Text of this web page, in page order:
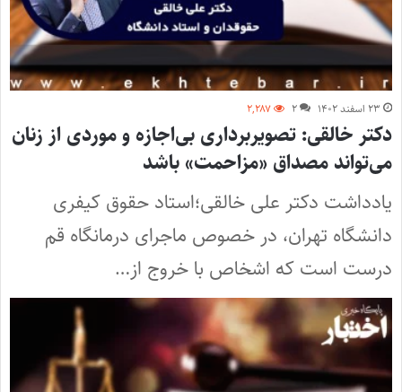
۲۳ اسفند ۱۴۰۲ ۲ ۲,۲۸۷
دکتر خالقی: تصویربرداری بی‌اجازه و موردی از زنان
می‌تواند مصداق «مزاحمت» باشد
یادداشت دکتر علی خالقی؛استاد حقوق کیفری
دانشگاه تهران، در خصوص ماجرای درمانگاه قم
درست است که اشخاص با خروج از…